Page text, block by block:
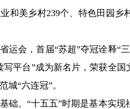
和美乡村239个、特色田园乡
会，首届“苏超”夺冠诠释“三
平台”成为新名片，荣获全国
“六连冠”。
础。“十五五”时期是基本实现